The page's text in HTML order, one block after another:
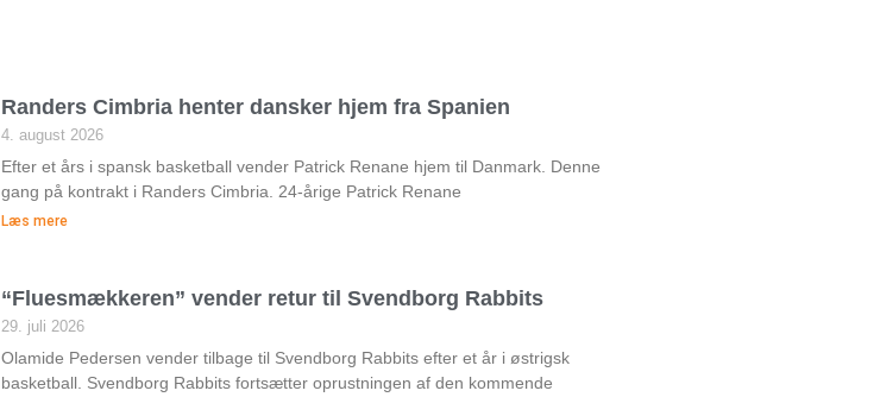
Randers Cimbria henter dansker hjem fra Spanien
4. august 2026
Efter et års i spansk basketball vender Patrick Renane hjem til Danmark. Denne
gang på kontrakt i Randers Cimbria. 24-årige Patrick Renane
Læs mere
“Fluesmækkeren” vender retur til Svendborg Rabbits
29. juli 2026
Olamide Pedersen vender tilbage til Svendborg Rabbits efter et år i østrigsk
basketball. Svendborg Rabbits fortsætter oprustningen af den kommende